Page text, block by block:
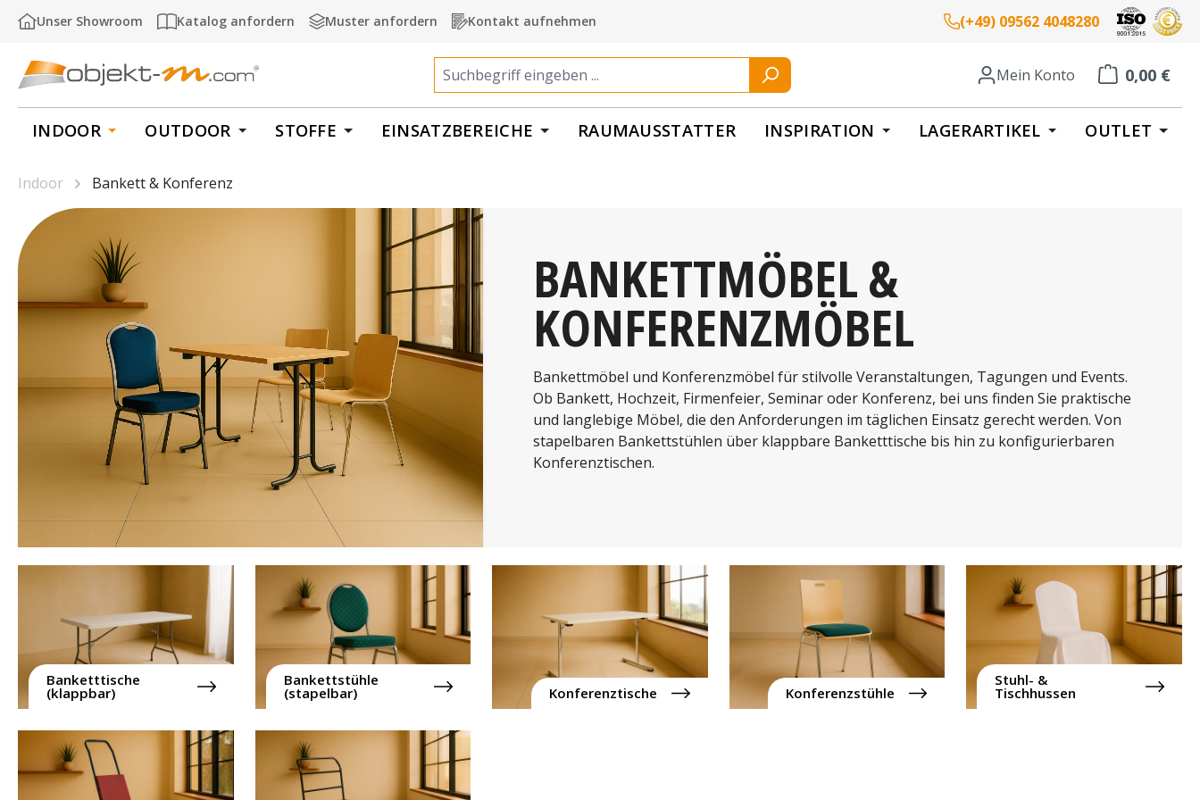
Hauptinhalt springen
Zur Suche springen
Zur Hauptnavigation springen
Unser Showroom Katalog anfordern Muster anfordern Kontakt aufnehmen (+49) 09562 4048280
Mein Konto 0,00 €
Warenkorb
INDOOR OUTDOOR STOFFE EINSATZBEREICHE RAUMAUSSTATTER INSPIRATION LAGERARTIKEL OUTLET
Indoor Bankett & Konferenz
BANKETTMÖBEL &
KONFERENZMÖBEL
Bankettmöbel und Konferenzmöbel für stilvolle Veranstaltungen, Tagungen und Events.
Ob Bankett, Hochzeit, Firmenfeier, Seminar oder Konferenz, bei uns finden Sie praktische
und langlebige Möbel, die den Anforderungen im täglichen Einsatz gerecht werden. Von
stapelbaren Bankettstühlen über klappbare Banketttische bis hin zu konfigurierbaren
Konferenztischen.
Banketttische
(klappbar)
Bankettstühle
(stapelbar) Konferenztische Konferenzstühle
Stuhl- &
Tischhussen